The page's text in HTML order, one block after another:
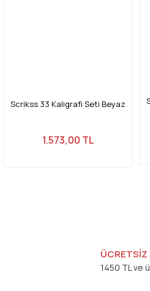
Scrikss 33 Kaligrafi Seti Beyaz
1.573,00 TL
ÜCRETSİZ
1450 TL ve